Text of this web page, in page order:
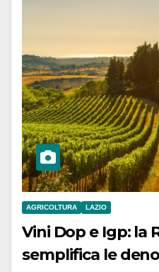
AGRICOLTURA LAZIO
Vini Dop e Igp: la
semplifica le